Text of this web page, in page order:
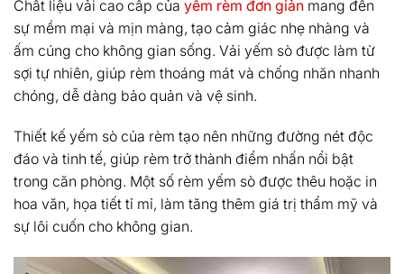
Chất liệu vải cao cấp của yếm rèm đơn giản mang đến
sự mềm mại và mịn màng, tạo cảm giác nhẹ nhàng và
ấm cúng cho không gian sống. Vải yếm sò được làm từ
sợi tự nhiên, giúp rèm thoáng mát và chống nhăn nhanh
chóng, dễ dàng bảo quản và vệ sinh.
Thiết kế yếm sò của rèm tạo nên những đường nét độc
đáo và tinh tế, giúp rèm trở thành điểm nhấn nổi bật
trong căn phòng. Một số rèm yếm sò được thêu hoặc in
hoa văn, họa tiết tỉ mỉ, làm tăng thêm giá trị thẩm mỹ và
sự lôi cuốn cho không gian.